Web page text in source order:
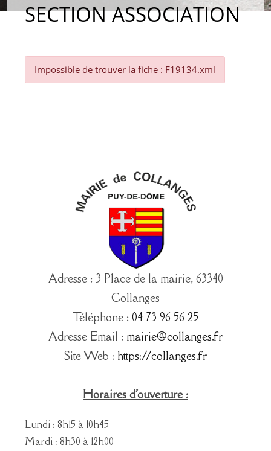
SECTION ASSOCIATION
Impossible de trouver la fiche : F19134.xml
Adresse : 3 Place de la mairie, 63340
Collanges
Téléphone : 04 73 96 56 25
Adresse Email : mairie@collanges.fr
Site Web : https://collanges.fr
Horaires d'ouverture :
Lundi : 8h15 à 10h45
Mardi : 8h30 à 12h00